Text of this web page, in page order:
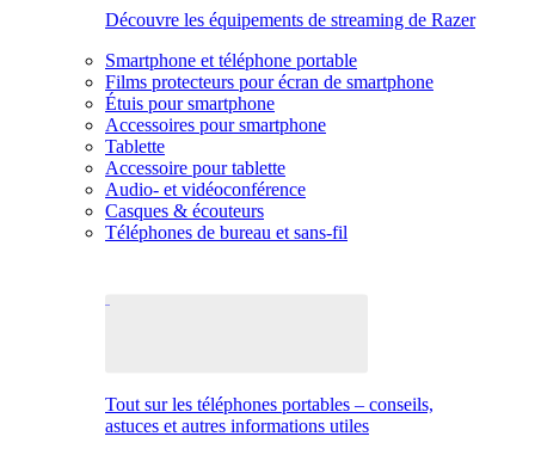
Découvre les équipements de streaming de Razer
Smartphone et téléphone portable
Films protecteurs pour écran de smartphone
Étuis pour smartphone
Accessoires pour smartphone
Tablette
Accessoire pour tablette
Audio- et vidéoconférence
Casques & écouteurs
Téléphones de bureau et sans-fil
Tout sur les téléphones portables – conseils,
astuces et autres informations utiles